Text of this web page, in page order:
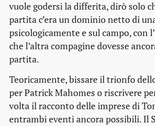
vuole godersi la differita, dirò solo
partita c’era un dominio netto di
psicologicamente e sul campo, con
che l’altra compagine dovesse
partita.
Teoricamente, bissare il trionfo
per Patrick Mahomes o riscrivere
volta il racconto delle imprese di
entrambi eventi ancora possibili. Il